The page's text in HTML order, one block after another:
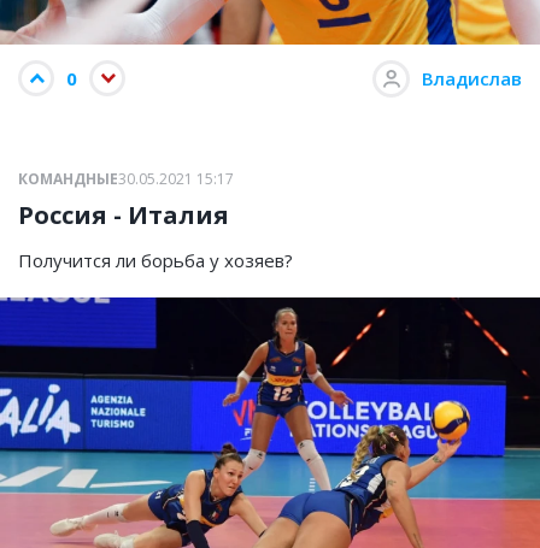
0 Владислав
КОМАНДНЫЕ30.05.2021 15:17
Россия - Италия
Получится ли борьба у хозяев?